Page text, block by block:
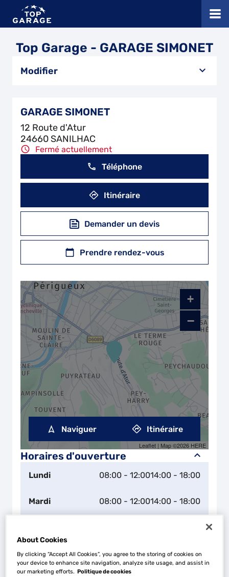
Top Garage - GARAGE SIMONET
Modifier
GARAGE SIMONET
12 Route d'Atur
24660 SANILHAC
Fermé actuellement
Téléphone
Itinéraire
Demander un devis
Prendre rendez-vous
Horaires d'ouverture
Lundi 08:00 - 12:0014:00 - 18:00
Mardi 08:00 - 12:0014:00 - 18:00
Jeudi 08:00 - 12:0014:00 - 18:00
+
−
Leaflet | Map ©2026 HERE
Naviguer Itinéraire
About Cookies
By clicking “Accept All Cookies”, you agree to the storing of cookies on
your device to enhance site navigation, analyze site usage, and assist in
our marketing efforts. Politique de cookies